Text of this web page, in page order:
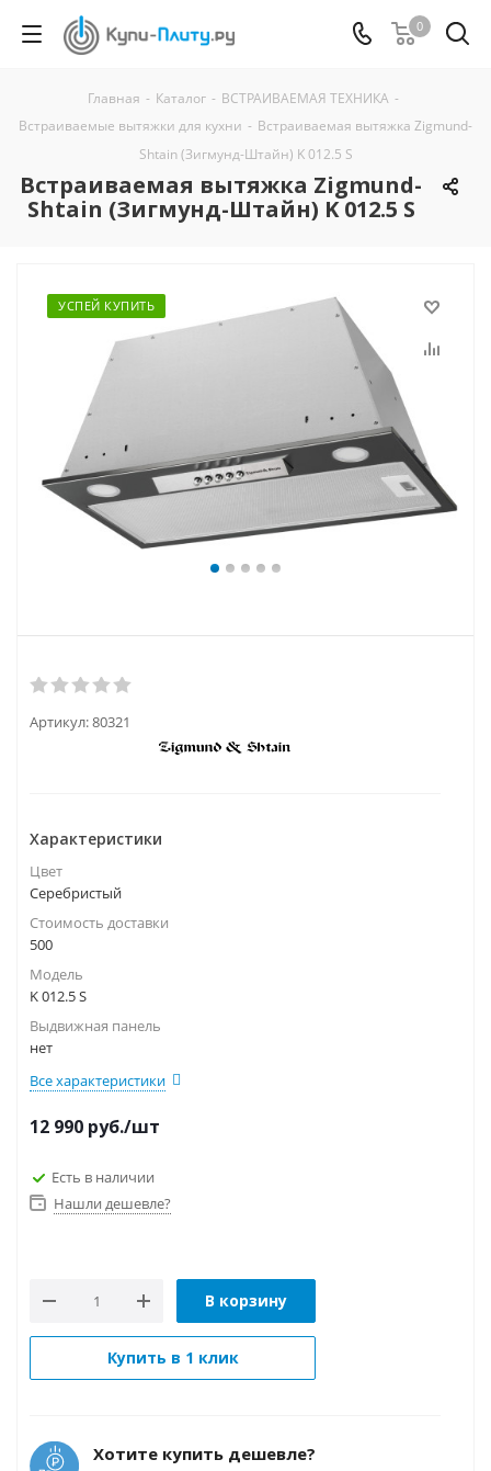
0
Главная - Каталог - ВСТРАИВАЕМАЯ ТЕХНИКА -
Встраиваемые вытяжки для кухни - Встраиваемая вытяжка Zigmund-
Shtain (Зигмунд-Штайн) K 012.5 S
Встраиваемая вытяжка Zigmund-
Shtain (Зигмунд-Штайн) K 012.5 S
УСПЕЙ КУПИТЬ
Артикул:80321
Характеристики
Цвет
Серебристый
Стоимость доставки
500
Модель
K 012.5 S
Выдвижная панель
нет
Все характеристики
12 990 руб./шт
Есть в наличии
Нашли дешевле?
В корзину
Купить в 1 клик
Хотите купить дешевле?